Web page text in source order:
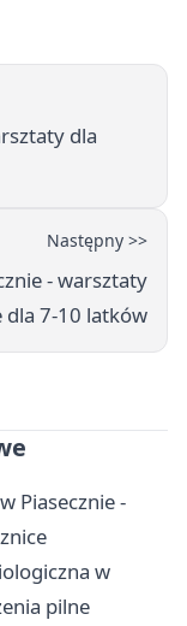
dla
Następny >>
- warsztaty
dla 7-10 latków
Piasecznie -
w
pilne